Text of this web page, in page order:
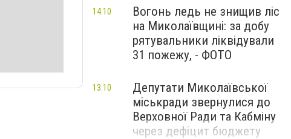
Вогонь ледь не знищив ліс
на Миколаївщині: за добу
рятувальники ліквідували
31 пожежу, - ФОТО
14:10
Депутати Миколаївської
міськради звернулися до
Верховної Ради та Кабміну
через дефіцит бюджету
13:10